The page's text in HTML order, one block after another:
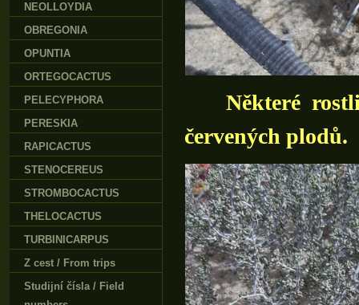
Některé
červených plodů.
NEOLLOYDIA
OBREGONIA
OPUNTIA
ORTEGOCACTUS
PELECYPHORA
PERESKIA
RAPICACTUS
STENOCEREUS
STROMBOCACTUS
THELOCACTUS
TURBINICARPUS
Z cest / From trips
Studijní čísla / Field